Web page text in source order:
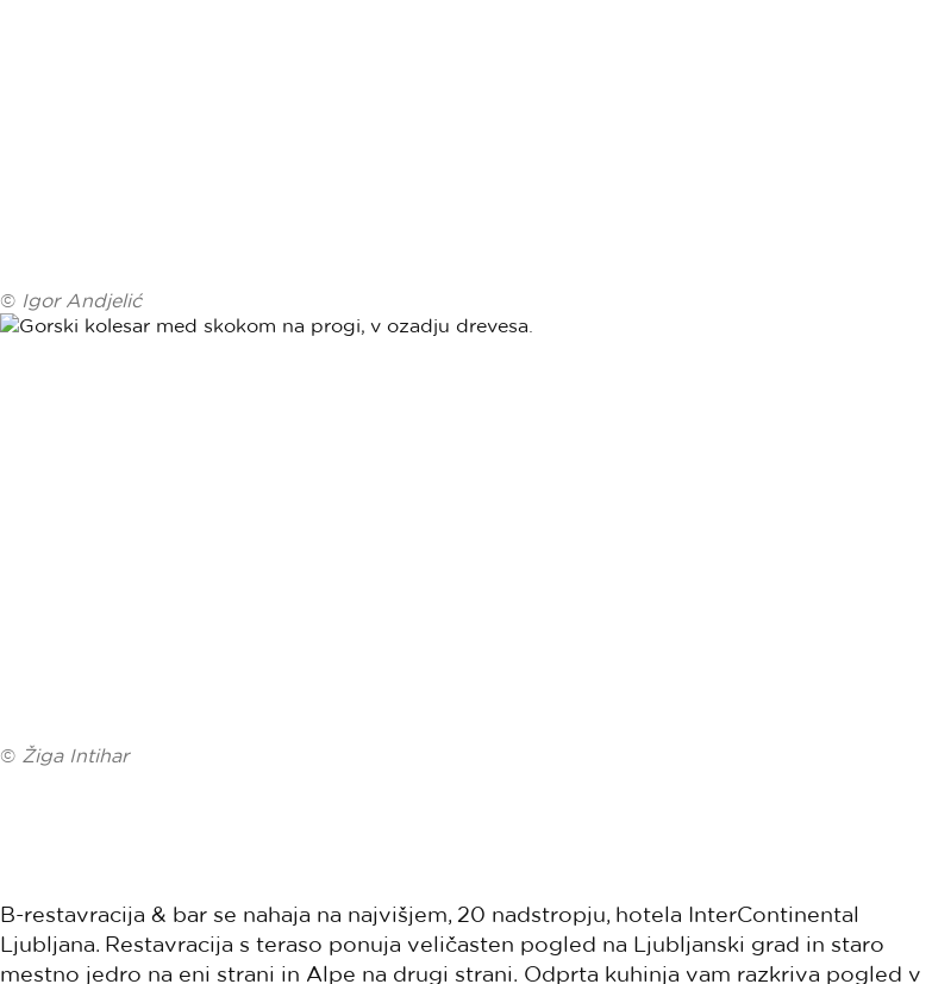
© Igor Andjelić
© Žiga Intihar
B-restavracija & bar se nahaja na najvišjem, 20 nadstropju, hotela InterContinental
Ljubljana. Restavracija s teraso ponuja veličasten pogled na Ljubljanski grad in staro
mestno jedro na eni strani in Alpe na drugi strani. Odprta kuhinja vam razkriva pogled v